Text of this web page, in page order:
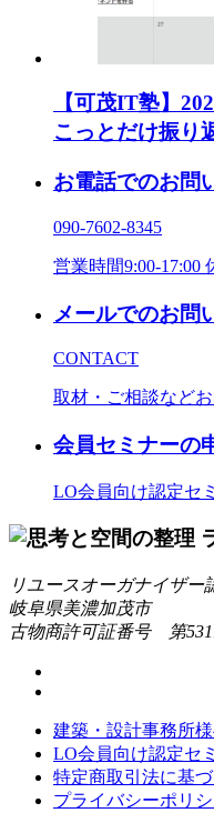
【可茂IT塾】
こっとだけ振り
お電話でのお問
090-7602-8345
営業時間9:00-17:00
メールでのお問
CONTACT
取材・ご相談など
会員セミナーの
LO会員向け認定セ
リユースオーガナイザ
岐阜県美濃加茂市
古物商許可証番号 第
建築・設計事務所
LO会員向け認定セ
特定商取引法に基
プライバシーポリ